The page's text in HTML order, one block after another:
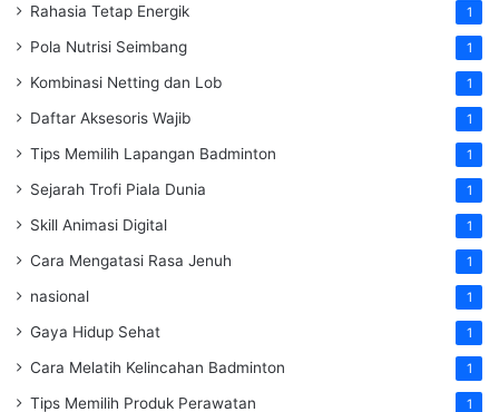
Rahasia Tetap Energik 1
Pola Nutrisi Seimbang 1
Kombinasi Netting dan Lob 1
Daftar Aksesoris Wajib 1
Tips Memilih Lapangan Badminton 1
Sejarah Trofi Piala Dunia 1
Skill Animasi Digital 1
Cara Mengatasi Rasa Jenuh 1
nasional 1
Gaya Hidup Sehat 1
Cara Melatih Kelincahan Badminton 1
Tips Memilih Produk Perawatan 1